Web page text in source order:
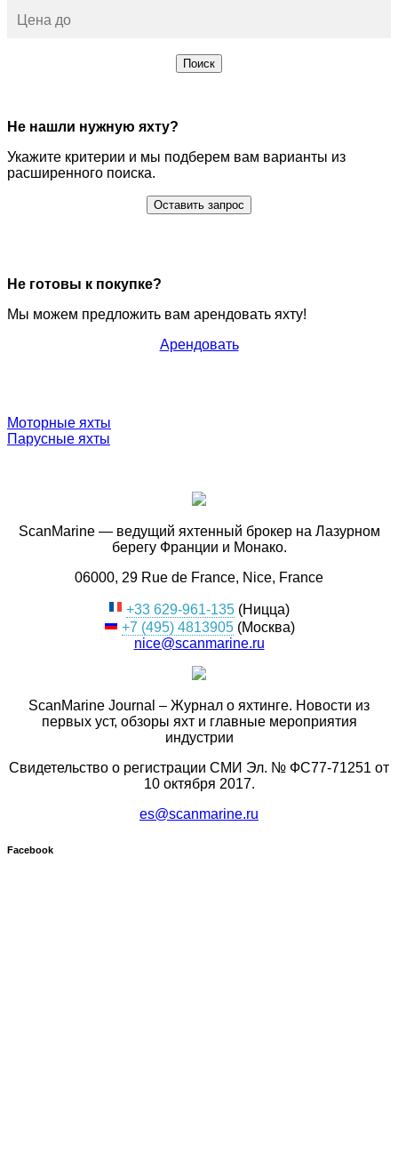
Поиск
Не нашли нужную яхту?
Укажите критерии и мы подберем вам варианты из
расширенного поиска.
Оставить запрос
Не готовы к покупке?
Мы можем предложить вам арендовать яхту!
Арендовать
Моторные яхты
Парусные яхты
ScanMarine — ведущий яхтенный брокер на Лазурном
берегу Франции и Монако.
06000, 29 Rue de France, Nice, France
+33 629-961-135 (Ницца)
+7 (495) 4813905(Москва)
nice@scanmarine.ru
ScanMarine Journal – Журнал о яхтинге. Новости из
первых уст, обзоры яхт и главные мероприятия
индустрии
Свидетельство о регистрации СМИ Эл. № ФС77-71251 от
10 октября 2017.
es@scanmarine.ru
Facebook